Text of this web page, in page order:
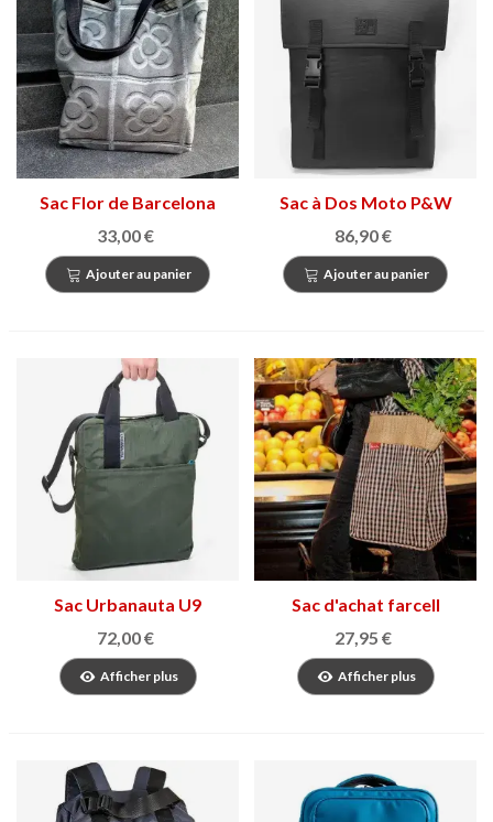
Sac Flor de Barcelona
33,00 €
Ajouter au panier
Sac à Dos Moto P&W
86,90 €
Ajouter au panier
Sac Urbanauta U9
72,00 €
Afficher plus
Sac d'achat farcell
27,95 €
Afficher plus